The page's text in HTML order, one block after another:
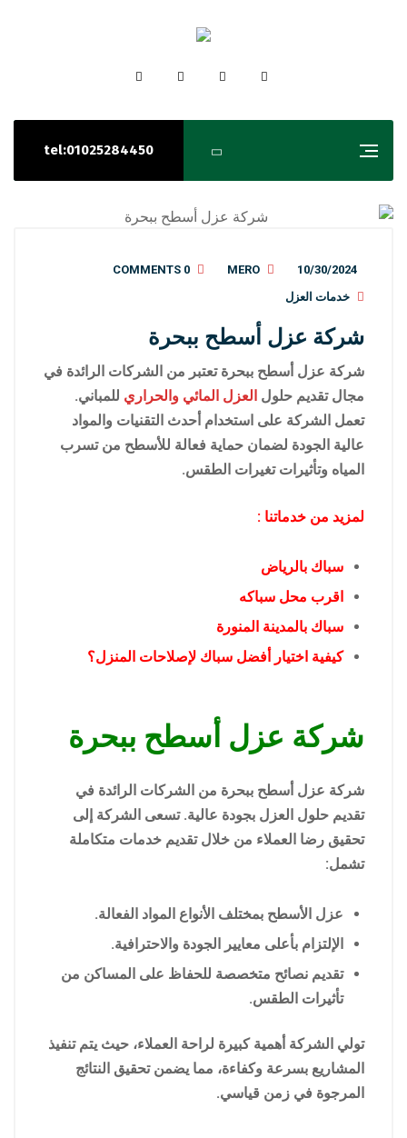
tel:01025284450
10/30/2024
MERO
0 COMMENTS
خدمات العزل
شركة عزل أسطح ببحرة
شركة عزل أسطح ببحرة تعتبر من الشركات الرائدة في
مجال تقديم حلول العزل المائي والحراري للمباني.
تعمل الشركة على استخدام أحدث التقنيات والمواد
عالية الجودة لضمان حماية فعالة للأسطح من تسرب
المياه وتأثيرات تغيرات الطقس.
لمزيد من خدماتنا :
سباك بالرياض
اقرب محل سباكه
سباك بالمدينة المنورة
كيفية اختيار أفضل سباك لإصلاحات المنزل؟
شركة عزل أسطح ببحرة
شركة عزل أسطح ببحرة من الشركات الرائدة في
تقديم حلول العزل بجودة عالية. تسعى الشركة إلى
تحقيق رضا العملاء من خلال تقديم خدمات متكاملة
تشمل:
عزل الأسطح بمختلف الأنواع المواد الفعالة.
الإلتزام بأعلى معايير الجودة والاحترافية.
تقديم نصائح متخصصة للحفاظ على المساكن من
تأثيرات الطقس.
تولي الشركة أهمية كبيرة لراحة العملاء، حيث يتم تنفيذ
المشاريع بسرعة وكفاءة، مما يضمن تحقيق النتائج
المرجوة في زمن قياسي.